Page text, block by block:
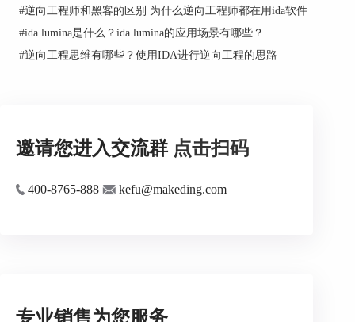
#逆向工程师和黑客的区别 为什么逆向工程师都在用ida软件
#ida lumina是什么？ida lumina的应用场景有哪些？
#逆向工程思维有哪些？使用IDA进行逆向工程的思路
邀请您进入交流群 点击扫码
400-8765-888 kefu@makeding.com
专业销售为您服务